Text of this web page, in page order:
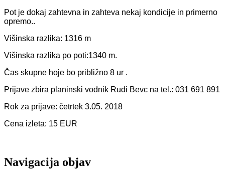
Pot je dokaj zahtevna in zahteva nekaj kondicije in primerno
opremo..
Višinska razlika: 1316 m
Višinska razlika po poti:1340 m.
Čas skupne hoje bo približno 8 ur .
Prijave zbira planinski vodnik Rudi Bevc na tel.: 031 691 891
Rok za prijave: četrtek 3.05. 2018
Cena izleta: 15 EUR
Navigacija objav